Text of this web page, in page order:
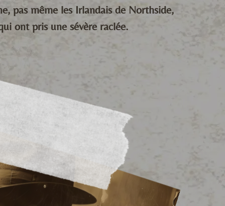
pas même les Irlandais de Northside,
ont pris une sévère raclée.